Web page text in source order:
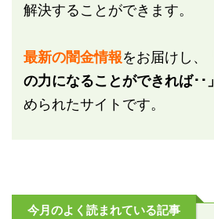
解決することができます。
最新の闇金情報をお届けし、
の力になることができれば･･」
められたサイトです。
今月のよく読まれている記事